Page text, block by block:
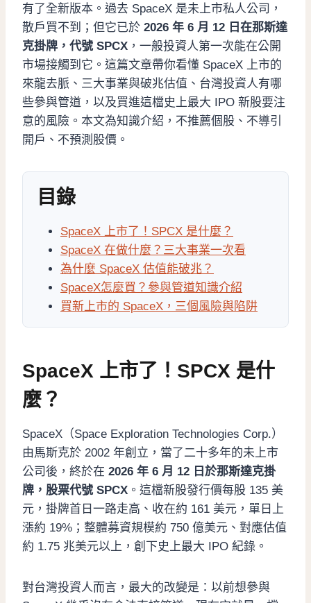
有了全新版本。過去 SpaceX 是未上市私人公司，
散戶買不到；但它已於 2026 年 6 月 12 日在那斯達
克掛牌，代號 SPCX ，一般投資人第一次能在公開
市場接觸到它。這篇文章帶你看懂 SpaceX 上市的
來龍去脈、三大事業與破兆估值、台灣投資人有哪
些參與管道，以及買進這檔史上最大 IPO 新股要注
意的風險。本文為知識介紹，不推薦個股、不導引
開戶、不預測股價。
目錄
SpaceX 上市了！SPCX 是什麼？
SpaceX 在做什麼？三大事業一次看
為什麼 SpaceX 估值能破兆？
SpaceX怎麼買？參與管道知識介紹
買新上市的 SpaceX，三個風險與陷阱
SpaceX 上市了！SPCX 是什
麼？
SpaceX（Space Exploration Technologies Corp.）
由馬斯克於 2002 年創立，當了二十多年的未上市
公司後，終於在 2026 年 6 月 12 日於那斯達克掛
牌，股票代號 SPCX 。這檔新股發行價每股 135 美
元，掛牌首日一路走高、收在約 161 美元，單日上
漲約 19%；整體募資規模約 750 億美元、對應估值
約 1.75 兆美元以上，創下史上最大 IPO 紀錄。
對台灣投資人而言，最大的改變是：以前想參與